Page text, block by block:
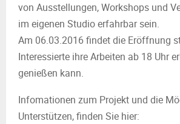
von Ausstellungen, Workshops und
im eigenen Studio erfahrbar sein.
Am 06.03.2016 findet die Eröffnung
Interessierte ihre Arbeiten ab 18 Uhr
genießen kann.
Infomationen zum Projekt und die
Unterstützen, finden Sie hier: